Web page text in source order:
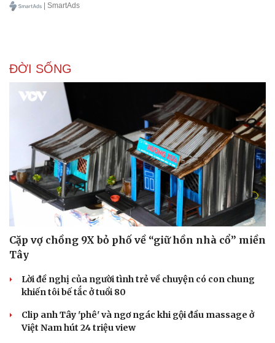
| SmartAds
ĐỜI SỐNG
Cặp vợ chồng 9X bỏ phố về “giữ hồn nhà cổ” miền
Tây
Lời đề nghị của người tình trẻ về chuyện có con chung
khiến tôi bế tắc ở tuổi 80
Clip anh Tây 'phê' và ngơ ngác khi gội đầu massage ở
Việt Nam hút 24 triệu view